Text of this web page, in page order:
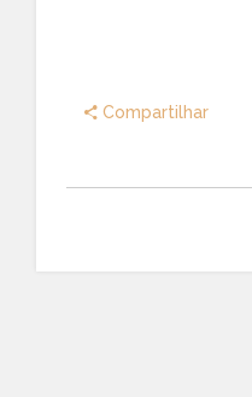
Compartilhar